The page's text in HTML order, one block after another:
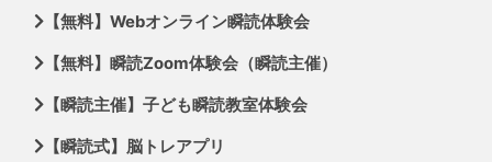
【無料】Webオンライン瞬読体験会
【無料】瞬読Zoom体験会（瞬読主催）
【瞬読主催】子ども瞬読教室体験会
【瞬読式】脳トレアプリ